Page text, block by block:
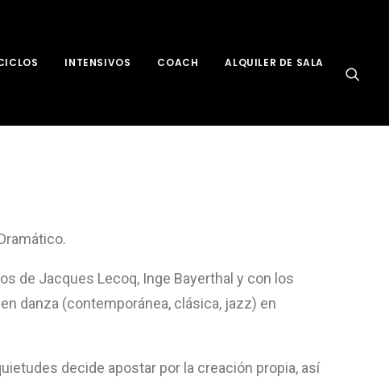
INTENSIVOS COACH ALQUILER DE SALA
de Jacques Lecoq, Inge Bayerthal y con los
danza (contemporánea, clásica, jazz) en
decide apostar por la creación propia, así